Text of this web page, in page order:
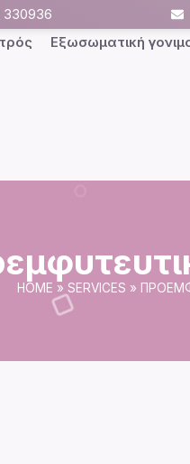
330936
Εξωσωματική
HOME » SERVICES »